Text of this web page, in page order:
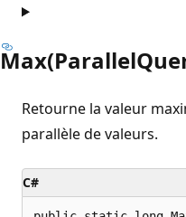
Retourne la valeur
parallèle de valeurs.
C#